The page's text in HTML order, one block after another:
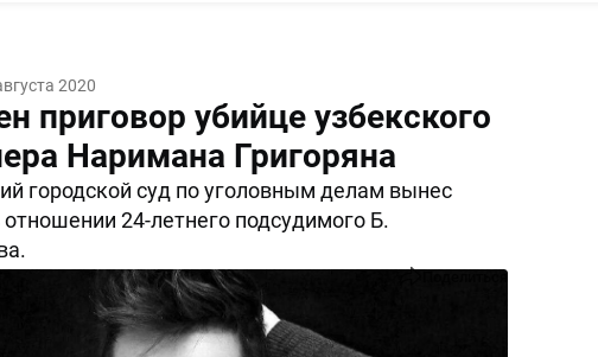
2020
приговор убийце узбекского
Наримана Григоряна
городской суд по уголовным делам вынес
отношении 24-летнего подсудимого Б.
Поделиться